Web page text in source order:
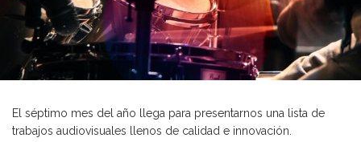
El séptimo mes del año llega para presentarnos una lista de
trabajos audiovisuales llenos de calidad e innovación.